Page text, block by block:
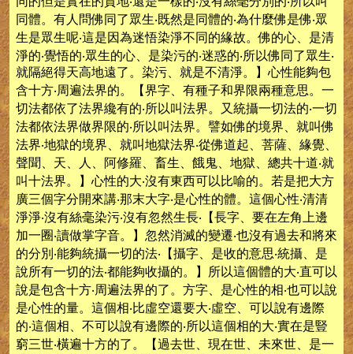
同體。有人問佛同了眾生‧既然是同體的‧為什麼佛是佛‧眾
生是眾生呢‧這是因為迷悟染淨不同的緣故。佛的心、是清
淨的‧覺悟的‧眾生的心、是染污的‧迷惑的‧所以佛同了眾生‧
就隔絕得天高地遠了。染污、就是不清淨。】心性能夠包
含十方‧周遍法界的。【界字、有種子和界限兩種意思。一
切法都依了法界纔有的‧所以叫法界。又統攝一切法的‧一切
法都依法界做界限的‧所以叫法界。譬如佛的境界、就叫佛
法界‧地獄的境界、就叫地獄法界‧從佛道起、菩薩、緣覺、
聲聞、天、人、阿修羅、畜生、餓鬼、地獄、總共十道‧就
叫十法界。】心性的大‧沒有東西可以比喻的。若是把大方
廣三個字分開來講‧那末大字‧是心性的體。這個心性‧清清
淨淨‧沒有絲毫染污‧沒有忽然生長‧【長字、要在左角上邊
加一圈‧讀做掌字音。】忽然消滅的變遷‧也沒有過去和將來
的分別‧能夠統攝一切的法‧【攝字、是收的意思‧統攝、是
說所有一切的法‧都能夠收攝的。】所以這個體的大‧直可以
說是包含十方‧周遍法界的了。方字、是心性的相‧也可以說
是心性的量。這個相‧比虛空還要大‧虛空、可以說有邊際
的‧這個相、不可以說有邊際的‧所以這個相的大‧實在是豎
窮三世‧橫遍十方的了。【過去世、現在世、未來世、是一